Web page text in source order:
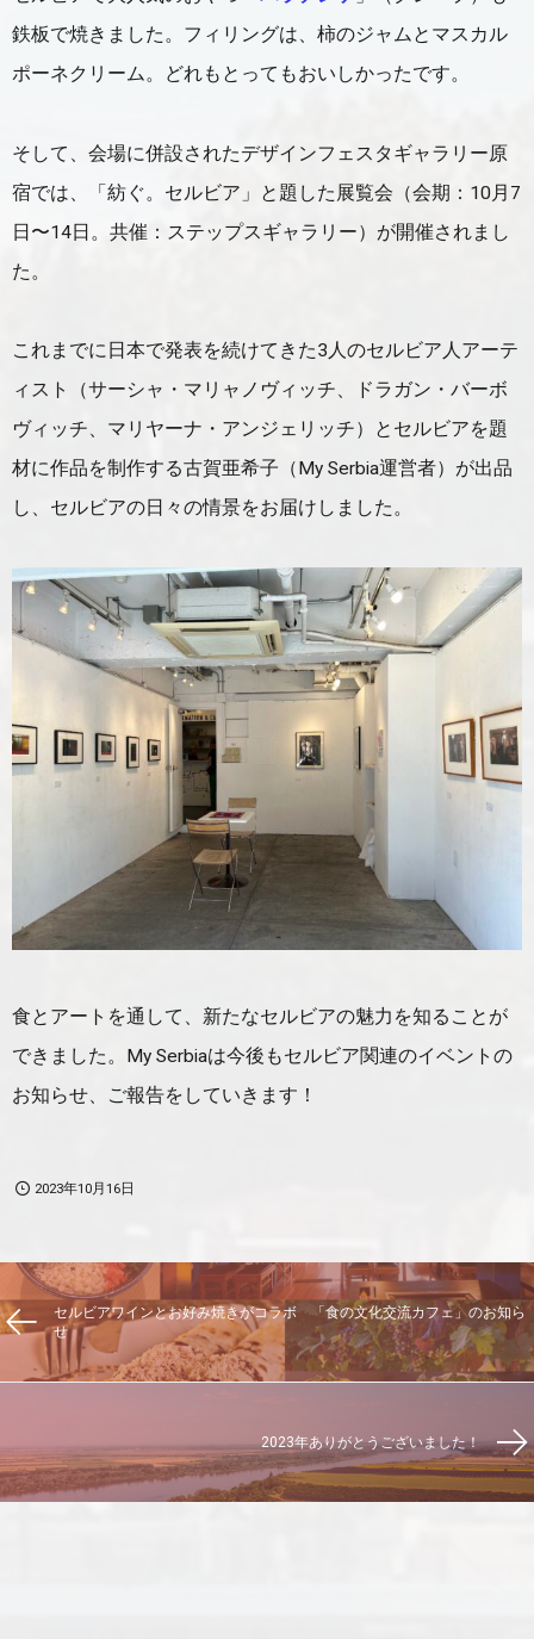
鉄板で焼きました。フィリングは、柿のジャムとマスカル
ポーネクリーム。どれもとってもおいしかったです。
そして、会場に併設されたデザインフェスタギャラリー原
宿では、「紡ぐ。セルビア」と題した展覧会（会期：10月7
日〜14日。共催：ステップスギャラリー）が開催されまし
た。
これまでに日本で発表を続けてきた3人のセルビア人アーテ
ィスト（サーシャ・マリャノヴィッチ、ドラガン・バーボ
ヴィッチ、マリヤーナ・アンジェリッチ）とセルビアを題
材に作品を制作する古賀亜希子（My Serbia運営者）が出品
し、セルビアの日々の情景をお届けしました。
食とアートを通して、新たなセルビアの魅力を知ることが
できました。My Serbiaは今後もセルビア関連のイベントの
お知らせ、ご報告をしていきます！
2023年10月16日
セルビアワインとお好み焼きがコラボ 「食の文化交流カフェ」のお知ら
せ
2023年ありがとうございました！